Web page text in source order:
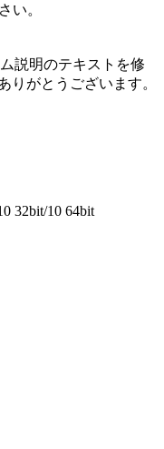
い。
説明のテキストを修
りがとうございます。
32bit/10 64bit